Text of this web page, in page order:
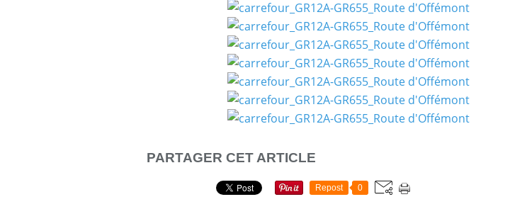
PARTAGER CET ARTICLE
Repost 0